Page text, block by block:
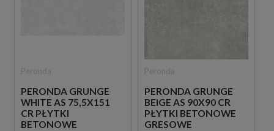
PERONDA GRUNGE
WHITE AS 75,5X151
CR PŁYTKI
BETONOWE
PERONDA GRUNGE
BEIGE AS 90X90 CR
PŁYTKI BETONOWE
GRESOWE